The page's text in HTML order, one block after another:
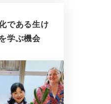
である生け
学ぶ機会